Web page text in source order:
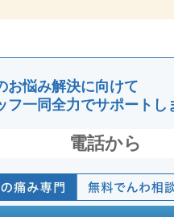
お悩み解決に向けて
フ一同全力でサポートし
電話から